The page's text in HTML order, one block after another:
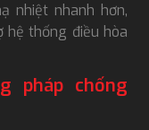
nhiệt nhanh hơn,
thống điều hòa
pháp chống